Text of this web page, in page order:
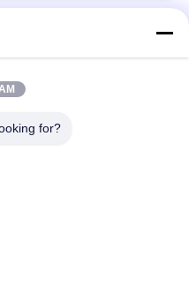
for?